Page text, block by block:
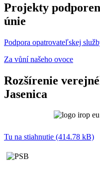
Projekty
únie
Podpora opatrovateľskej
Za vůní našeho ovoce
Rozšírenie
Jasenica
Tu na stiahnutie (414.78 kB)